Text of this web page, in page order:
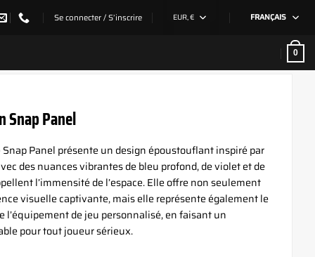
Se connecter / S’inscrire EUR, € FRANÇAIS
0
Snap Panel
Panel présente un design époustouflant inspiré par
des nuances vibrantes de bleu profond, de violet et de
l’immensité de l’espace. Elle offre non seulement
visuelle captivante, mais elle représente également le
l’équipement de jeu personnalisé, en faisant un
pour tout joueur sérieux.